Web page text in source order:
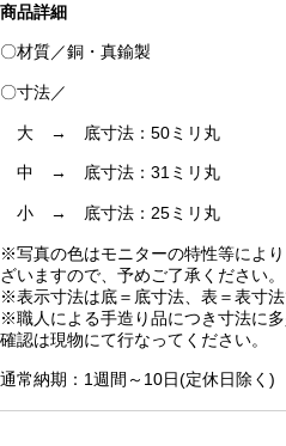
商品詳細
〇材質／銅・真鍮製
〇寸法／
大 → 底寸法：50ミリ丸
中 → 底寸法：31ミリ丸
小 → 底寸法：25ミリ丸
※写真の色はモニターの特性等によ
ざいますので、予めご了承ください。
※表示寸法は底＝底寸法、表＝表寸法
※職人による手造り品につき寸法に
確認は現物にて行なってください。
通常納期：1週間～10日(定休日除く)